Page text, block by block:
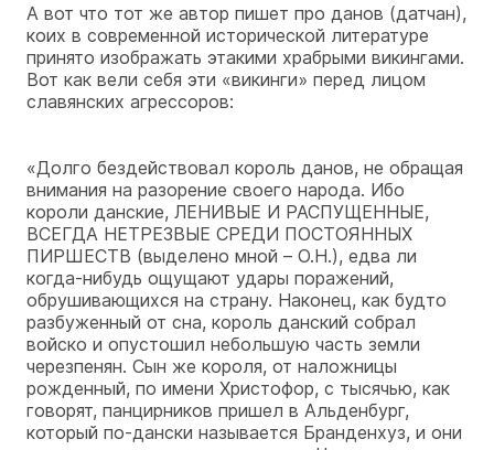
А вот что тот же автор пишет про данов (датчан),
коих в современной исторической литературе
принято изображать этакими храбрыми викингами.
Вот как вели себя эти «викинги» перед лицом
славянских агрессоров:
«Долго бездействовал король данов, не обращая
внимания на разорение своего народа. Ибо
короли данские, ЛЕНИВЫЕ И РАСПУЩЕННЫЕ,
ВСЕГДА НЕТРЕЗВЫЕ СРЕДИ ПОСТОЯННЫХ
ПИРШЕСТВ (выделено мной – О.Н.), едва ли
когда-нибудь ощущают удары поражений,
обрушивающихся на страну. Наконец, как будто
разбуженный от сна, король данский собрал
войско и опустошил небольшую часть земли
черезпенян. Сын же короля, от наложницы
рожденный, по имени Христофор, с тысячью, как
говорят, панцирников пришел в Альденбург,
который по-дански называется Бранденхуз, и они